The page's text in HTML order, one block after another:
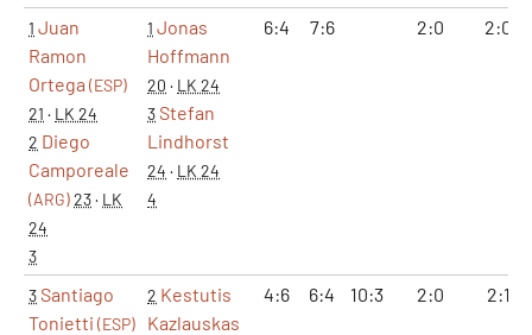
1 Juan
Ramon
Ortega (ESP)
21 · LK 24
2 Diego
Camporeale
(ARG)23· LK
24
3
1 Jonas
Hoffmann
20 · LK 24
3Stefan
Lindhorst
24 · LK 24
4
6:4 7:6 2:0 2:0
3Santiago
Tonietti (ESP)
2 Kestutis
Kazlauskas
4:6 6:4 10:3 2:0 2:1